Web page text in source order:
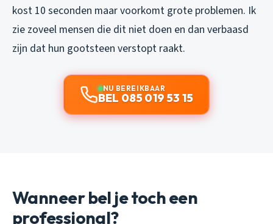
kost 10 seconden maar voorkomt grote problemen. Ik
zie zoveel mensen die dit niet doen en dan verbaasd
zijn dat hun gootsteen verstopt raakt.
NU BEREIKBAAR
BEL 085 019 53 15
Wanneer bel je toch een
professional?